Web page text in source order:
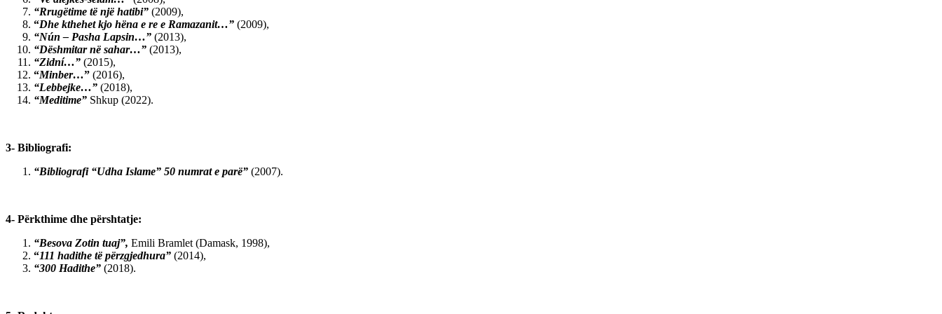
“Rrugëtime të një hatibi” (2009),
“Dhe kthehet kjo hëna e re e Ramazanit…” (2009),
“Nún – Pasha Lapsin…” (2013),
“Dëshmitar në sahar…” (2013),
“Zidní…” (2015),
“Minber…” (2016),
“Lebbejke…” (2018),
“Meditime” Shkup (2022).
3- Bibliografi:
“Bibliografi “Udha Islame” 50 numrat e parë” (2007).
4- Përkthime dhe përshtatje:
“Besova Zotin tuaj”, Emili Bramlet (Damask, 1998),
“111 hadithe të përzgjedhura” (2014),
“300 Hadithe” (2018).